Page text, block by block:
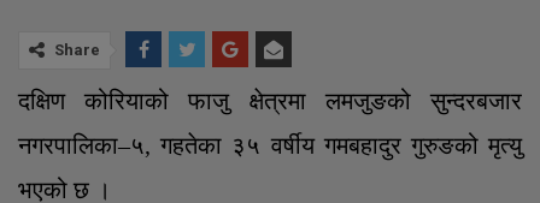
Share
दक्षिण कोरियाको फाजु क्षेत्रमा लमजुङको सुन्दरबजार
नगरपालिका–५, गहतेका ३५ वर्षीय गमबहादुर गुरुङको मृत्यु
भएको छ ।